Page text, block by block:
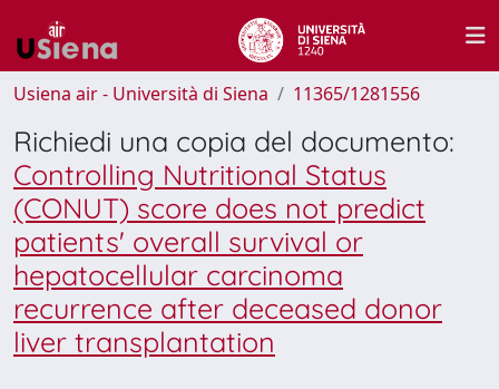
Usiena air - Università di Siena 11365/1281556
Richiedi una copia del documento:
Controlling Nutritional Status
(CONUT) score does not predict
patients' overall survival or
hepatocellular carcinoma
recurrence after deceased donor
liver transplantation